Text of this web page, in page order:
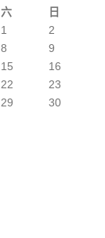
六 日
1
2
8
9
15
16
22
23
29
30